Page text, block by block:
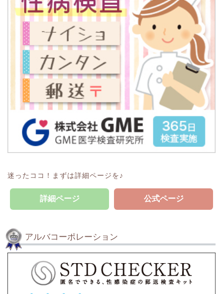
迷ったココ！まずは詳細ページを♪
詳細ページ 公式ページ
アルバコーポレーション